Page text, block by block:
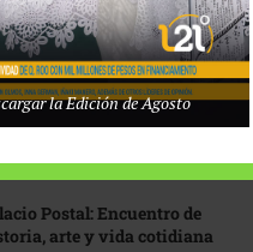
global en
2026
Postal: Encuentro de
arte y vida cotidiana
la Edición de Agosto